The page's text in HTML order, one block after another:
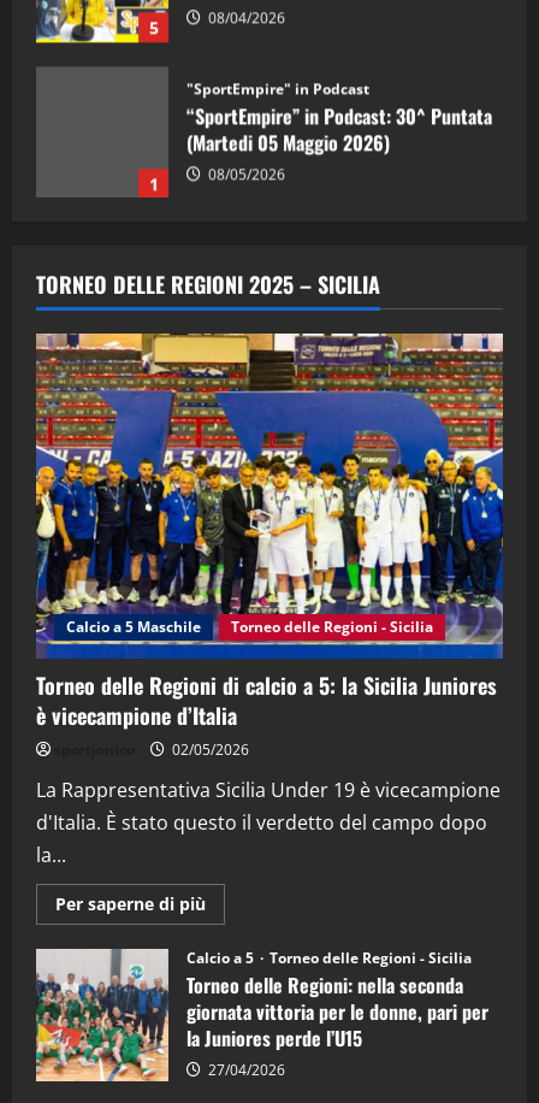
5 08/04/2026
1
"SportEmpire" in Podcast
“SportEmpire” in Podcast: 30^ Puntata
(Martedi 05 Maggio 2026)
08/05/2026
2
“SportEmpire” in Podcast: 29^ Puntata
(Martedi 28 Aprile 2026)
28/04/2026
3
"SportEmpire" in Podcast
“SportEmpire” in Podcast: 28^ Puntata
(Martedi 21 Aprile 2026)
21/04/2026
4
"SportEmpire" in Podcast Sport News
“SportEmpire” in Podcast: 27^ Puntata
(Martedi 14 Aprile 2026)
15/04/2026
"SportEmpire" in Podcast
“SportEmpire” in Podcast: 26^ Puntata
08/04/2026
TORNEO DELLE REGIONI 2025 – SICILIA
Calcio a 5 Maschile Torneo delle Regioni - Sicilia
Torneo delle Regioni di calcio a 5: la Sicilia Juniores
è vicecampione d’Italia
02/05/2026
La Rappresentativa Sicilia Under 19 è vicecampione
d'Italia. È stato questo il verdetto del campo dopo
la...
Per saperne di più
informazioni
Torneo
delle
Regioni
di
calcio
a
5:
la
Calcio a 5 Torneo delle Regioni - Sicilia
Torneo delle Regioni: nella seconda
giornata vittoria per le donne, pari per
la Juniores perde l’U15
27/04/2026